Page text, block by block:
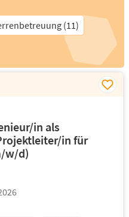
(11)
in als
in für
w/d)